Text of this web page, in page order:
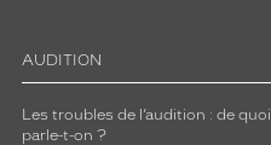
AUDITION
Les troubles de l’audition : de quoi
parle-t-on ?